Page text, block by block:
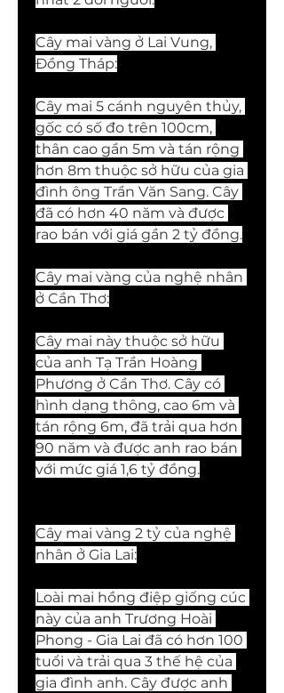
Cây mai vàng ở Lai Vung,
Đồng Tháp:
Cây mai 5 cánh nguyên thủy,
gốc có số đo trên 100cm,
thân cao gần 5m và tán rộng
hơn 8m thuộc sở hữu của gia
đình ông Trần Văn Sang. Cây
đã có hơn 40 năm và được
rao bán với giá gần 2 tỷ đồng.
Cây mai vàng của nghệ nhân
ở Cần Thơ:
Cây mai này thuộc sở hữu
của anh Tạ Trần Hoàng
Phương ở Cần Thơ. Cây có
hình dạng thông, cao 6m và
tán rộng 6m, đã trải qua hơn
90 năm và được anh rao bán
với mức giá 1,6 tỷ đồng.
Cây mai vàng 2 tỷ của nghệ
nhân ở Gia Lai:
Loài mai hồng điệp giống cúc
này của anh Trương Hoài
Phong - Gia Lai đã có hơn 100
tuổi và trải qua 3 thế hệ của
gia đình anh. Cây được anh